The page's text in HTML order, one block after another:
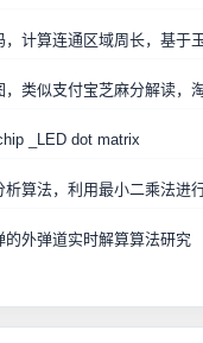
，计算连通区域周长，基于
，类似支付宝芝麻分解读，
_LED dot matrix
析算法，利用最小二乘法进
的外弹道实时解算算法研究